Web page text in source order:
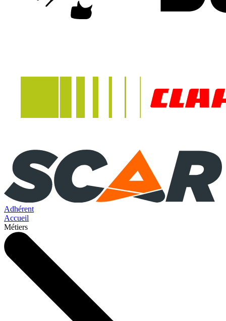
Adhérent
Accueil
Métiers